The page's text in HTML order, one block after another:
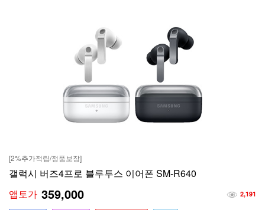
[2%추가적립/정품보장]
갤럭시 버즈4프로 블루투스 이어폰 SM-R640
2,191
앱토가 359,000